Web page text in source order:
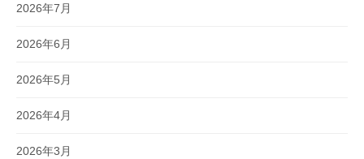
2026年7月
2026年6月
2026年5月
2026年4月
2026年3月